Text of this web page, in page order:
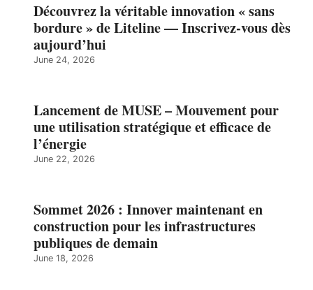
Découvrez la véritable innovation « sans
bordure » de Liteline — Inscrivez-vous dès
aujourd’hui
June 24, 2026
Lancement de MUSE – Mouvement pour
une utilisation stratégique et efficace de
l’énergie
June 22, 2026
Sommet 2026 : Innover maintenant en
construction pour les infrastructures
publiques de demain
June 18, 2026